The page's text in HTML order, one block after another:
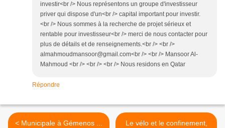
investir<br /> Nous représentons un groupe d'investisseur
priver qui dispose d'un<br /> capital important pour investir.
<br /> Nous sommes à la recherche de projet sérieux et
rentable pour investisseur<br /> merci de nous contacter pour
plus de détails et de renseignements.<br /> <br />
almahmoudmansoor@gmail.com<br /> <br /> Mansoor Al-
Mahmoud <br /> <br /> <br /> Nous residons en Qatar
Répondre
< Municipale à Gémenos ...
Le vélo et le confinement,